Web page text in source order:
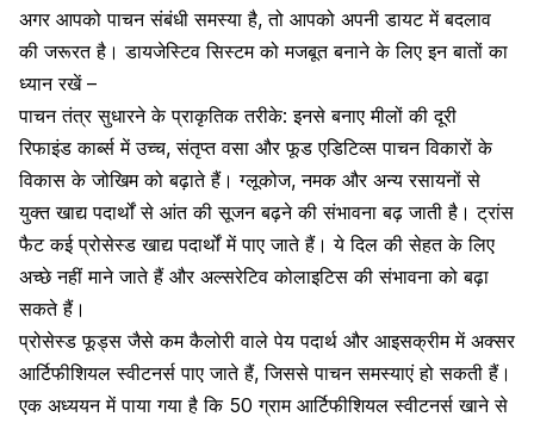
अगर आपको पाचन संबंधी समस्या है, तो आपको अपनी डायट में बदलाव
की जरूरत है। डायजेस्टिव सिस्टम को मजबूत बनाने के लिए इन बातों का
ध्यान रखें –
पाचन तंत्र सुधारने के प्राकृतिक तरीके: इनसे बनाए मीलों की दूरी
रिफाइंड कार्ब्स में उच्च, संतृप्त वसा और फूड एडिटिव्स पाचन विकारों के
विकास के जोखिम को बढ़ाते हैं। ग्लूकोज, नमक और अन्य रसायनों से
युक्त खाद्य पदार्थों से आंत की सूजन बढ़ने की संभावना बढ़ जाती है। ट्रांस
फैट कई प्रोसेस्ड खाद्य पदार्थों में पाए जाते हैं। ये दिल की सेहत के लिए
अच्छे नहीं माने जाते हैं और अल्सरेटिव कोलाइटिस की संभावना को बढ़ा
सकते हैं।
प्रोसेस्ड फूड्स जैसे कम कैलोरी वाले पेय पदार्थ और आइसक्रीम में अक्सर
आर्टिफीशियल स्वीटनर्स पाए जाते हैं, जिससेपाचन समस्याएंहो सकती हैं।
एक अध्ययन में पाया गया है कि 50 ग्राम आर्टिफीशियल स्वीटनर्स खाने से